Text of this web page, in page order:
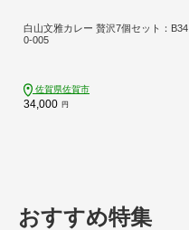
白山文雅カレー 贅沢7個セット：B34
0-005
佐賀県佐賀市
34,000 円
おすすめ特集